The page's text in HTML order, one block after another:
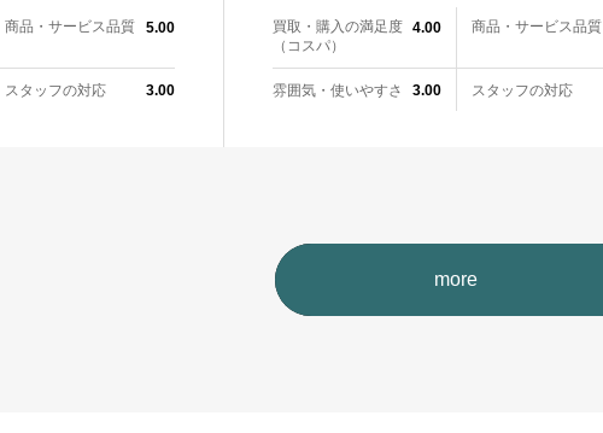
商品・サービス品質 5.00
スタッフの対応 3.00
買取・購入の満足度
（コスパ）
4.00 商品・サービス品質
雰囲気・使いやすさ 3.00 スタッフの対応
more